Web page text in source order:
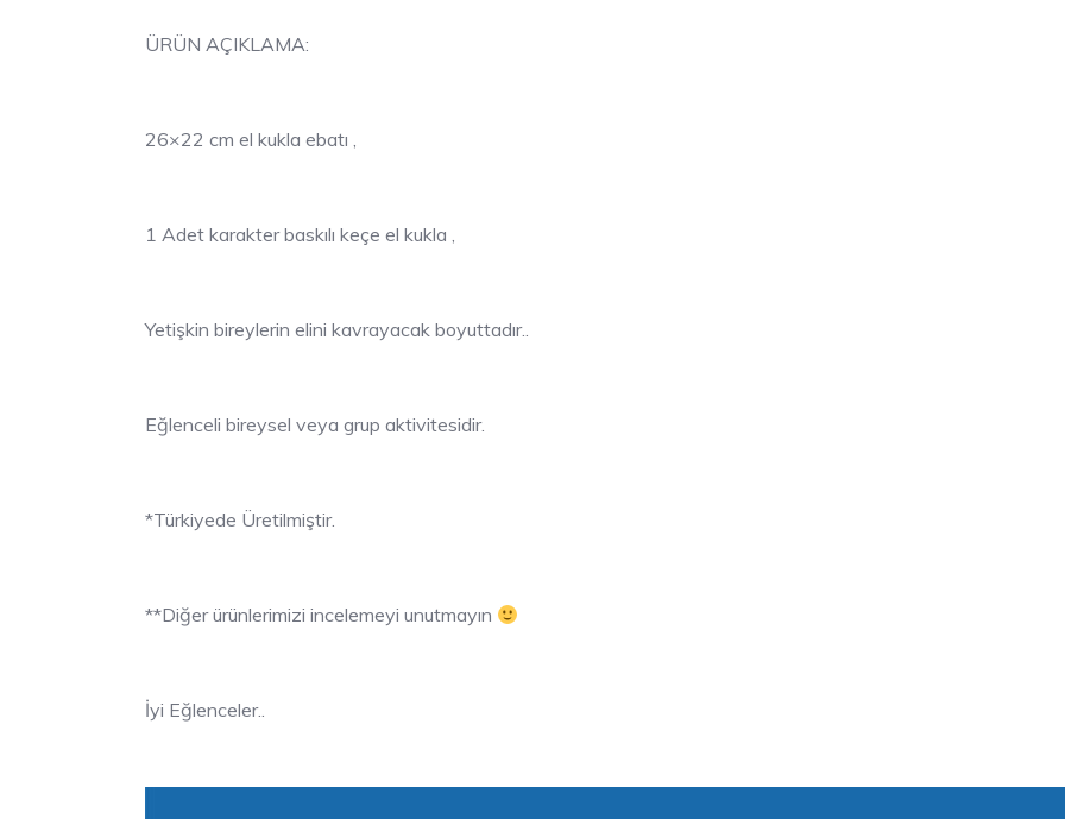
ÜRÜN AÇIKLAMA:
26×22 cm el kukla ebatı ,
1 Adet karakter baskılı keçe el kukla ,
Yetişkin bireylerin elini kavrayacak boyuttadır..
Eğlenceli bireysel veya grup aktivitesidir.
*Türkiyede Üretilmiştir.
**Diğer ürünlerimizi incelemeyi unutmayın
İyi Eğlenceler..